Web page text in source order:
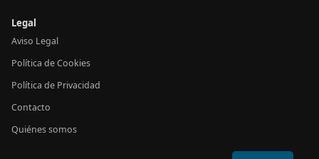
Legal
Aviso Legal
Política de Cookies
Política de Privacidad
Contacto
Quiénes somos